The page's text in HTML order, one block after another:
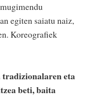
egiten saiatu naiz,
Koreografiek
eta
beti, baita